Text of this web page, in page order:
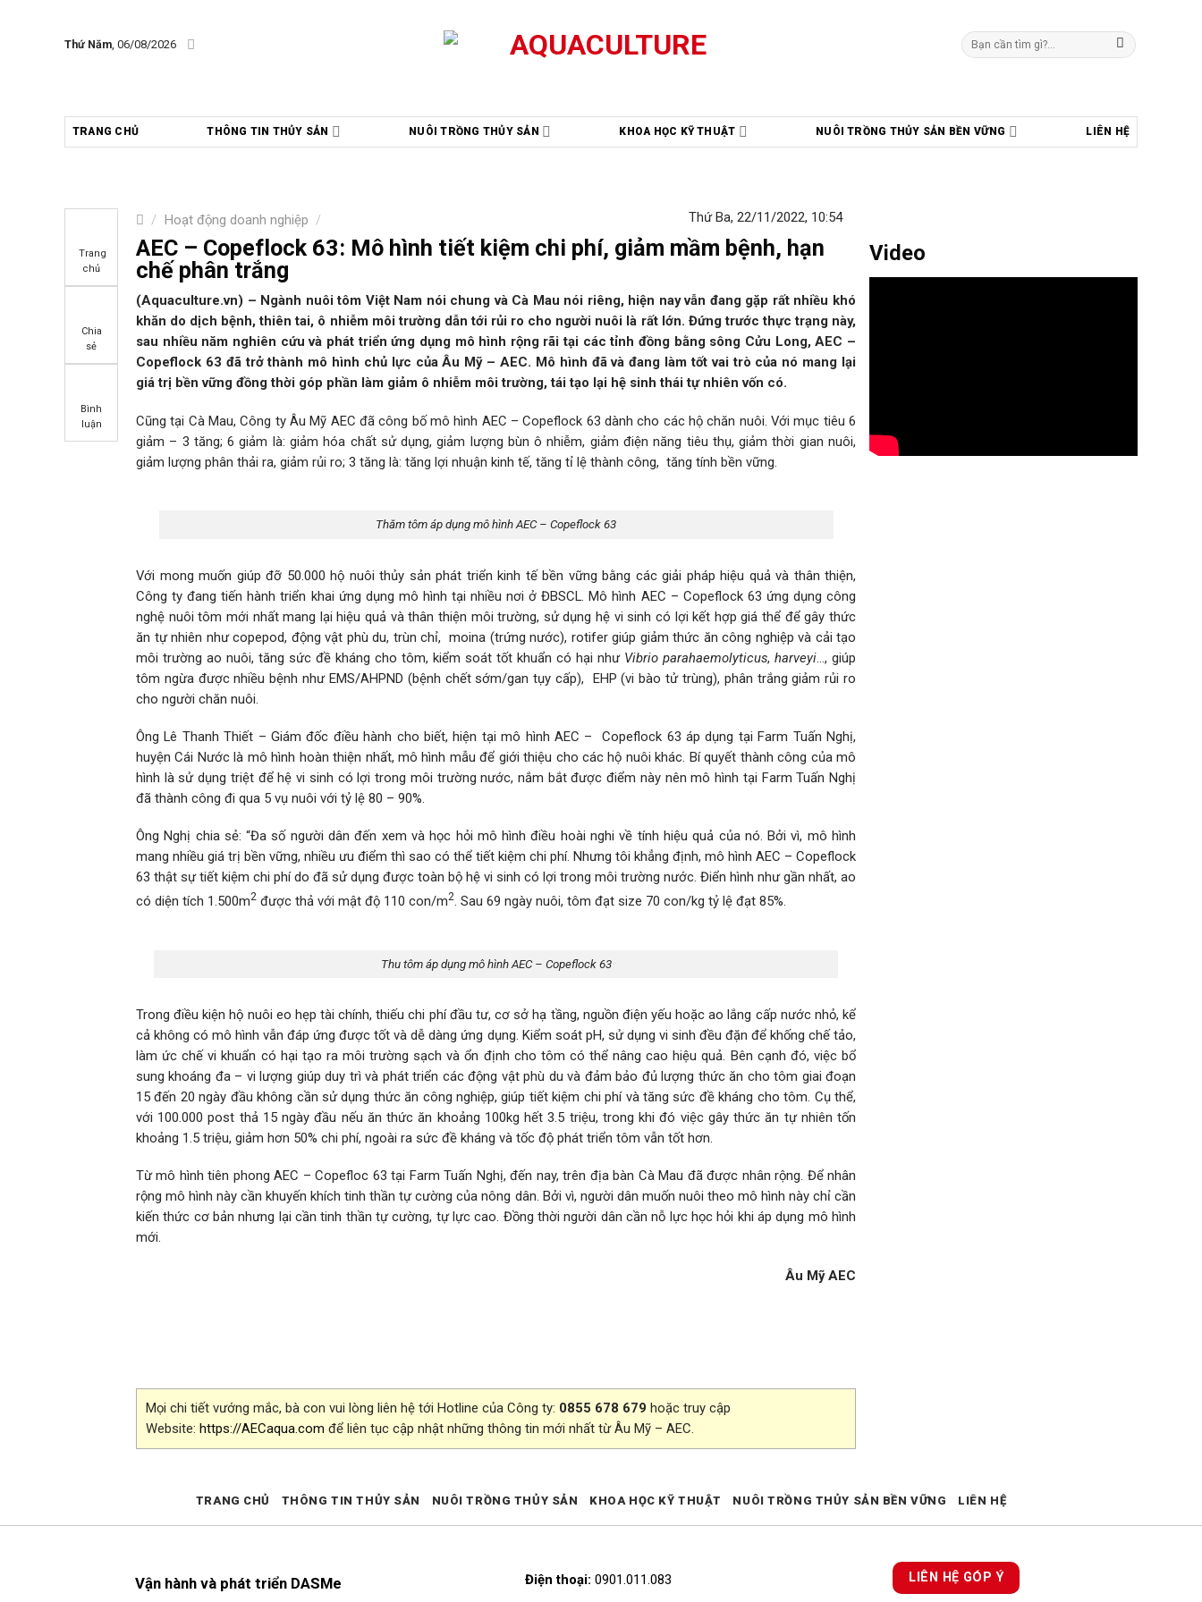
Thứ Năm, 06/08/2026
Tìm
kiếm:
TRANG CHỦ THÔNG TIN THỦY SẢN NUÔI TRỒNG THỦY SẢN KHOA HỌC KỸ THUẬT NUÔI TRỒNG THỦY SẢN BỀN VỮNG LIÊN HỆ
/ Hoạt động doanh nghiệp /
Trang
chủ
Chia
sẻ
Bình
luận
Thứ Ba, 22/11/2022, 10:54
AEC – Copeflock 63: Mô hình tiết kiệm chi phí, giảm mầm bệnh, hạn
chế phân trắng
(Aquaculture.vn) – Ngành nuôi tôm Việt Nam nói chung và Cà Mau nói riêng, hiện nay vẫn đang gặp rất nhiều khó
khăn do dịch bệnh, thiên tai, ô nhiễm môi trường dẫn tới rủi ro cho người nuôi là rất lớn. Đứng trước thực trạng này,
sau nhiều năm nghiên cứu và phát triển ứng dụng mô hình rộng rãi tại các tỉnh đồng bằng sông Cửu Long, AEC –
Copeflock 63 đã trở thành mô hình chủ lực của Âu Mỹ – AEC. Mô hình đã và đang làm tốt vai trò của nó mang lại
giá trị bền vững đồng thời góp phần làm giảm ô nhiễm môi trường, tái tạo lại hệ sinh thái tự nhiên vốn có.
Cũng tại Cà Mau, Công ty Âu Mỹ AEC đã công bố mô hình AEC – Copeflock 63 dành cho các hộ chăn nuôi. Với mục tiêu 6
giảm – 3 tăng; 6 giảm là: giảm hóa chất sử dụng, giảm lượng bùn ô nhiễm, giảm điện năng tiêu thụ, giảm thời gian nuôi,
giảm lượng phân thải ra, giảm rủi ro; 3 tăng là: tăng lợi nhuận kinh tế, tăng tỉ lệ thành công, tăng tính bền vững.
Thăm tôm áp dụng mô hình AEC – Copeflock 63
Với mong muốn giúp đỡ 50.000 hộ nuôi thủy sản phát triển kinh tế bền vững bằng các giải pháp hiệu quả và thân thiện,
Công ty đang tiến hành triển khai ứng dụng mô hình tại nhiều nơi ở ĐBSCL. Mô hình AEC – Copeflock 63 ứng dụng công
nghệ nuôi tôm mới nhất mang lại hiệu quả và thân thiện môi trường, sử dụng hệ vi sinh có lợi kết hợp giá thể để gây thức
ăn tự nhiên như copepod, động vật phù du, trùn chỉ, moina (trứng nước), rotifer giúp giảm thức ăn công nghiệp và cải tạo
môi trường ao nuôi, tăng sức đề kháng cho tôm, kiểm soát tốt khuẩn có hại như Vibrio parahaemolyticus, harveyi …, giúp
tôm ngừa được nhiều bệnh như EMS/AHPND (bệnh chết sớm/gan tụy cấp), EHP (vi bào tử trùng), phân trắng giảm rủi ro
cho người chăn nuôi.
Ông Lê Thanh Thiết – Giám đốc điều hành cho biết, hiện tại mô hình AEC – Copeflock 63 áp dụng tại Farm Tuấn Nghị,
huyện Cái Nước là mô hình hoàn thiện nhất, mô hình mẫu để giới thiệu cho các hộ nuôi khác. Bí quyết thành công của mô
hình là sử dụng triệt để hệ vi sinh có lợi trong môi trường nước, nắm bắt được điểm này nên mô hình tại Farm Tuấn Nghị
đã thành công đi qua 5 vụ nuôi với tỷ lệ 80 – 90%.
Ông Nghị chia sẻ: “Đa số người dân đến xem và học hỏi mô hình điều hoài nghi về tính hiệu quả của nó. Bởi vì, mô hình
mang nhiều giá trị bền vững, nhiều ưu điểm thì sao có thể tiết kiệm chi phí. Nhưng tôi khẳng định, mô hình AEC – Copeflock
63 thật sự tiết kiệm chi phí do đã sử dụng được toàn bộ hệ vi sinh có lợi trong môi trường nước. Điển hình như gần nhất, ao
có diện tích 1.500m2 được thả với mật độ 110 con/m2. Sau 69 ngày nuôi, tôm đạt size 70 con/kg tỷ lệ đạt 85%.
Thu tôm áp dụng mô hình AEC – Copeflock 63
Trong điều kiện hộ nuôi eo hẹp tài chính, thiếu chi phí đầu tư, cơ sở hạ tầng, nguồn điện yếu hoặc ao lắng cấp nước nhỏ, kể
cả không có mô hình vẫn đáp ứng được tốt và dễ dàng ứng dụng. Kiểm soát pH, sử dụng vi sinh đều đặn để khống chế tảo,
làm ức chế vi khuẩn có hại tạo ra môi trường sạch và ổn định cho tôm có thể nâng cao hiệu quả. Bên cạnh đó, việc bổ
sung khoáng đa – vi lượng giúp duy trì và phát triển các động vật phù du và đảm bảo đủ lượng thức ăn cho tôm giai đoạn
15 đến 20 ngày đầu không cần sử dụng thức ăn công nghiệp, giúp tiết kiệm chi phí và tăng sức đề kháng cho tôm. Cụ thể,
với 100.000 post thả 15 ngày đầu nếu ăn thức ăn khoảng 100kg hết 3.5 triệu, trong khi đó việc gây thức ăn tự nhiên tốn
khoảng 1.5 triệu, giảm hơn 50% chi phí, ngoài ra sức đề kháng và tốc độ phát triển tôm vẫn tốt hơn.
Từ mô hình tiên phong AEC – Copefloc 63 tại Farm Tuấn Nghị, đến nay, trên địa bàn Cà Mau đã được nhân rộng. Để nhân
rộng mô hình này cần khuyến khích tinh thần tự cường của nông dân. Bởi vì, người dân muốn nuôi theo mô hình này chỉ cần
kiến thức cơ bản nhưng lại cần tinh thần tự cường, tự lực cao. Đồng thời người dân cần nỗ lực học hỏi khi áp dụng mô hình
mới.
Âu Mỹ AEC
Mọi chi tiết vướng mắc, bà con vui lòng liên hệ tới Hotline của Công ty: 0855 678 679 hoặc truy cập
Website: https://AECaqua.com để liên tục cập nhật những thông tin mới nhất từ Âu Mỹ – AEC.
Video
Vận hành và phát triển DASMe Điện thoại: 0901.011.083 LIÊN HỆ GÓP Ý
TRANG CHỦ THÔNG TIN THỦY SẢN NUÔI TRỒNG THỦY SẢN KHOA HỌC KỸ THUẬT NUÔI TRỒNG THỦY SẢN BỀN VỮNG LIÊN HỆ